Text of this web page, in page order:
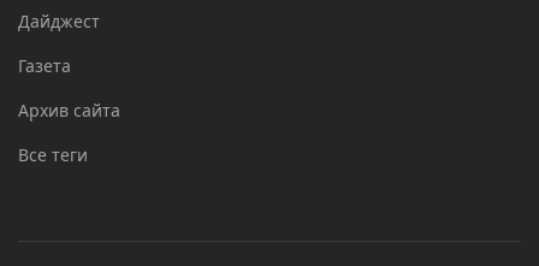
Дайджест
Газета
Архив сайта
Все теги